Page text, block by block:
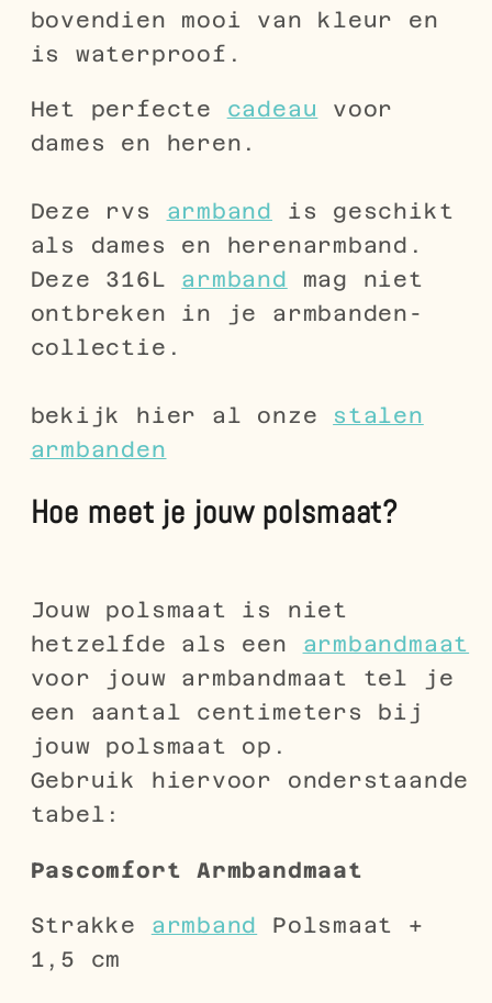
bovendien mooi van kleur en
is waterproof.
Het perfecte cadeau
voor
dames en heren.
Deze rvs armband is geschikt
als dames en herenarmband.
Deze 316L armband mag niet
ontbreken in je armbanden-
collectie.
bekijk hier al onze stalen
armbanden
Hoe meet je jouw polsmaat?
Jouw polsmaat is niet
hetzelfde als een armbandmaat
voor jouw armbandmaat tel je
een aantal centimeters bij
jouw polsmaat op.
Gebruik hiervoor onderstaande
tabel:
Pascomfort Armbandmaat
Strakke armband
Polsmaat +
1,5 cm